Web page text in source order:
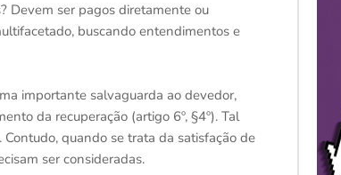
Devem ser pagos diretamente ou
buscando entendimentos e
importante salvaguarda ao devedor,
da recuperação (artigo 6º, §4º). Tal
quando se trata da satisfação de
ser consideradas.